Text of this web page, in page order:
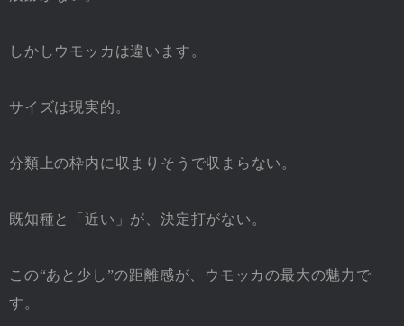
しかしウモッカは違います。
サイズは現実的。
分類上の枠内に収まりそうで収まらない。
既知種と「近い」が、決定打がない。
この“あと少し”の距離感が、ウモッカの最大の魅力で
す。